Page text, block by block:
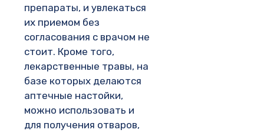
препараты, и увлекаться
их приемом без
согласования с врачом не
стоит. Кроме того,
лекарственные травы, на
базе которых делаются
аптечные настойки,
можно использовать и
для получения отваров,